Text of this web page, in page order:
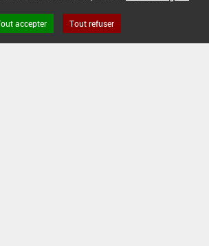
:
accepter Tout refuser